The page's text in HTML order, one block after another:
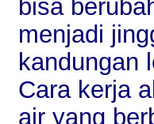
bisa
menjadi
kandungan
Cara kerja
air yang